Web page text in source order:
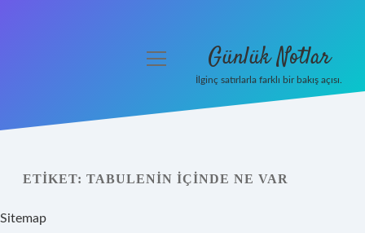
Yasal Uyarı
Hakkımızda
menüyü
Günlük Notlar
İlginç satırlarla farklı bir bakış açısı.
ETIKET: TABULENIN IÇINDE NE VAR
Sitemap